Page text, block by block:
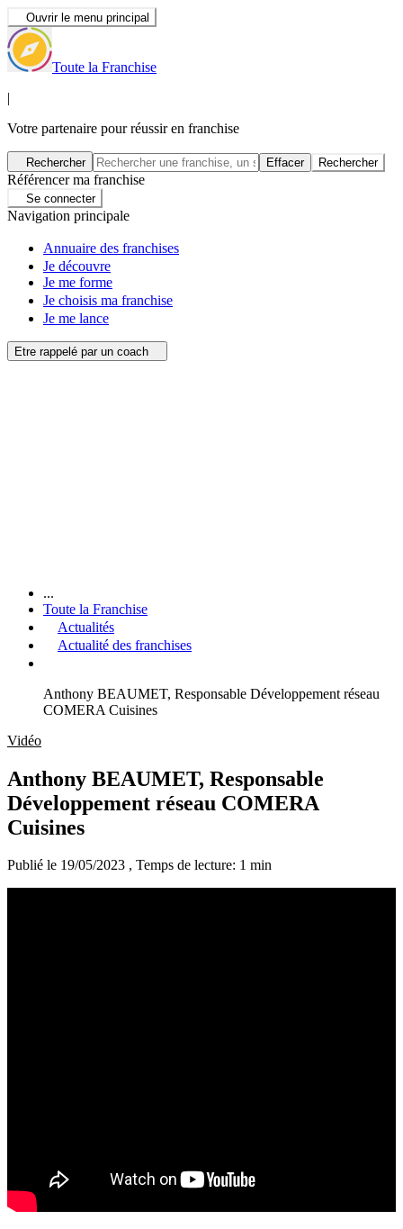
Ouvrir le menu principal
Toute la Franchise
|
Votre partenaire pour réussir en franchise
Rechercher Effacer Rechercher
Référencer ma franchise
Se connecter
Navigation principale
Annuaire des franchises
Je découvre
Je me forme
Je choisis ma franchise
Je me lance
Etre rappelé par un coach
...
Toute la Franchise
Actualités
Actualité des franchises
Anthony BEAUMET, Responsable Développement réseau
COMERA Cuisines
Vidéo
Anthony BEAUMET, Responsable
Développement réseau COMERA
Cuisines
Publié le 19/05/2023 , Temps de lecture: 1 min